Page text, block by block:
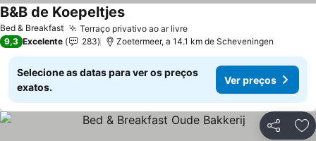
Bed & Breakfast Terraço privativo ao ar livreVer preços
B&B de KoepeltjesVer preços
9,3 Excelente 283 Zoetermeer, a 14.1 km de Scheveningen
Selecione as datas para ver os preços
exatos.
Ver preços
Partilhar